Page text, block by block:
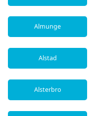
Almunge
Alstad
Alsterbro